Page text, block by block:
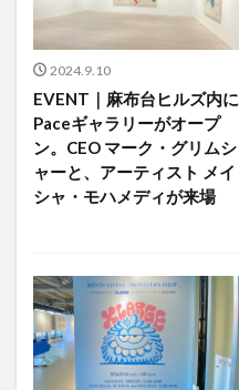
2024.9.10
EVENT｜麻布台ヒルズ内に
Paceギャラリーがオープ
ン。CEO マーク・グリムシ
ャーと、アーティスト メイ
シャ・モハメディが来場